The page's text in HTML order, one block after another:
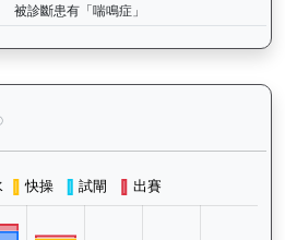
被診斷患有「喘鳴症」
銀進（G266）— 晨操及出賽紀錄圖表：